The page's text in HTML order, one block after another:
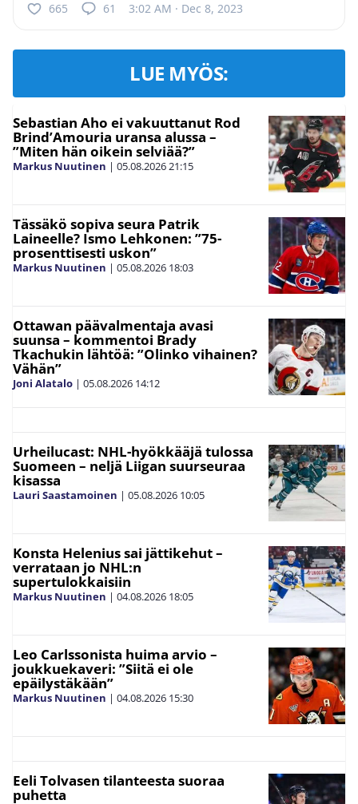
665 61 3:02 AM · Dec 8, 2023
LUE MYÖS:
Sebastian Aho ei vakuuttanut Rod
Brind’Amouria uransa alussa –
”Miten hän oikein selviää?”
Markus Nuutinen | 05.08.202621:15
Tässäkö sopiva seura Patrik
Laineelle? Ismo Lehkonen: ”75-
prosenttisesti uskon”
Markus Nuutinen | 05.08.2026 18:03
Ottawan päävalmentaja avasi
suunsa – kommentoi Brady
Tkachukin lähtöä: ”Olinko vihainen?
Vähän”
Joni Alatalo | 05.08.2026 14:12
Urheilucast: NHL-hyökkääjä tulossa
Suomeen – neljä Liigan suurseuraa
kisassa
Lauri Saastamoinen | 05.08.2026 10:05
Konsta Helenius sai jättikehut –
verrataan jo NHL:n
supertulokkaisiin
Markus Nuutinen | 04.08.2026 18:05
Leo Carlssonista huima arvio –
joukkuekaveri: ”Siitä ei ole
epäilystäkään”
Markus Nuutinen | 04.08.2026 15:30
Eeli Tolvasen tilanteesta suoraa
puhetta